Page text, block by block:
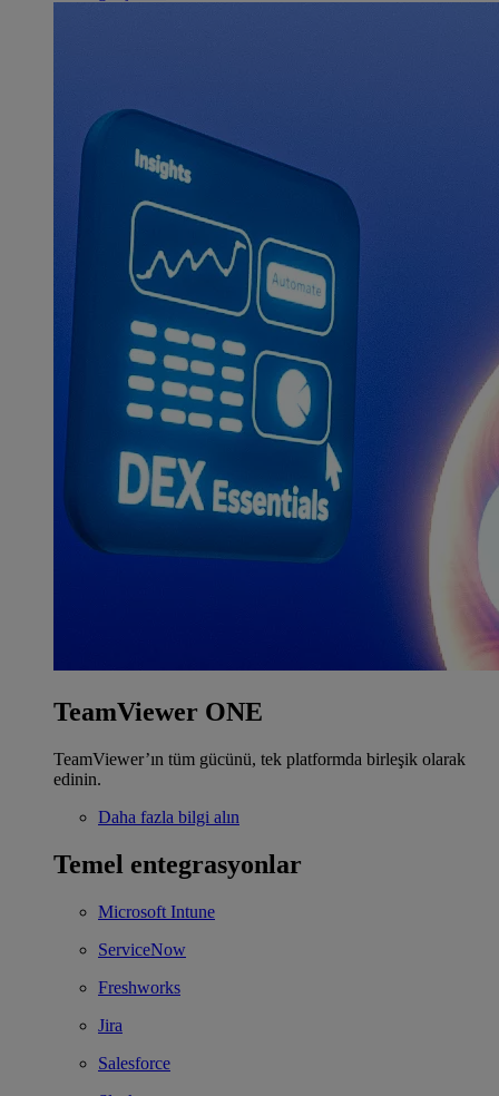
TeamViewer ONE
TeamViewer’ın tüm gücünü, tek platformda birleşik olarak
edinin.
Daha fazla bilgi alın
Temel entegrasyonlar
Microsoft Intune
ServiceNow
Freshworks
Jira
Salesforce